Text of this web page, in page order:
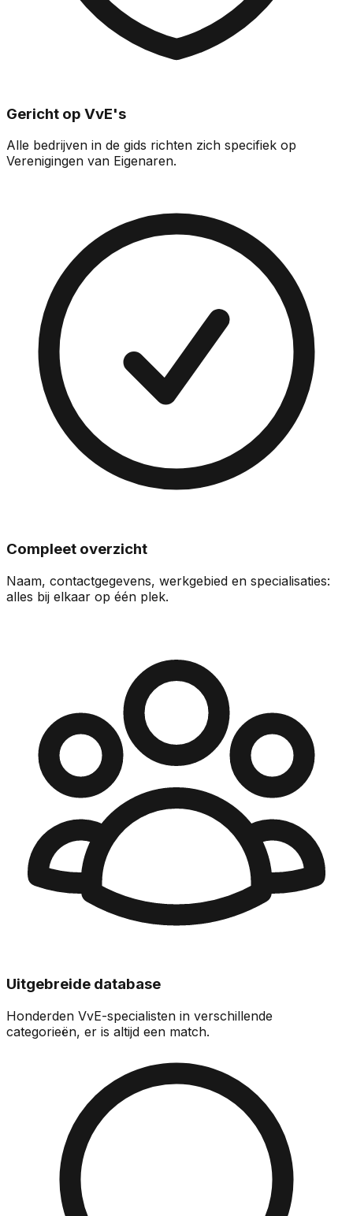
Gericht op VvE's
Alle bedrijven in de gids richten zich specifiek op
Verenigingen van Eigenaren.
Compleet overzicht
Naam, contactgegevens, werkgebied en specialisaties:
alles bij elkaar op één plek.
Uitgebreide database
Honderden VvE-specialisten in verschillende
categorieën, er is altijd een match.